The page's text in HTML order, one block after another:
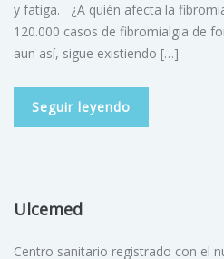
y fatiga. ¿A quién afecta la
120.000 casos de fibromialgia de
aun así, sigue existiendo […]
Seguir leyendo
Ulcemed
Centro sanitario registrado con el